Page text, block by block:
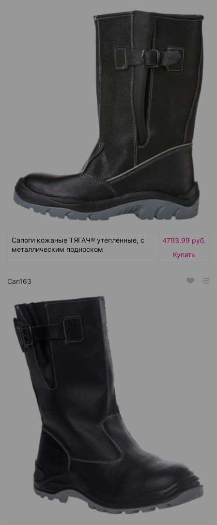
Сапоги кожаные ТЯГАЧ® утепленные, с
металлическим подноском
4793.99 руб.
Купить
Сап163